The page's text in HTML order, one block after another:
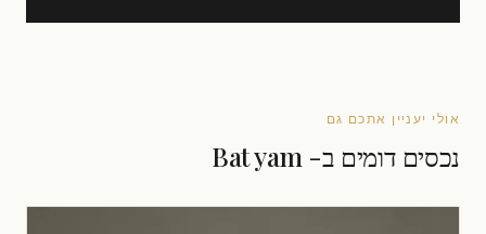
אולי יעניין אתכם גם
נכסים דומים ב- Bat yam